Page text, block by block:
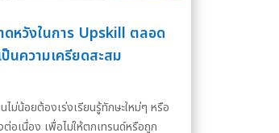
ดหวังในการ Upskill ตลอด
ป็นความเครียดสะสม
ไม่น้อยต้องเร่งเรียนรู้ทักษะใหม่ๆ หรือ
ต่อเนื่อง เพื่อไม่ให้ตกเทรนด์หรือถูก